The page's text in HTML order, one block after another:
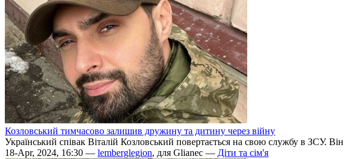
Козловський тимчасово залишив дружину та дитину через війну
Український співак Віталій Козловський повертається на свою службу в ЗСУ.
18-Apr, 2024, 16:30 — lemberglegion, для Glianec — Діти та сім'я